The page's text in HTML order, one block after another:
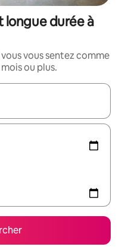
longue durée à
vous sentez comme
ou plus.
utilisez les flèches vers le